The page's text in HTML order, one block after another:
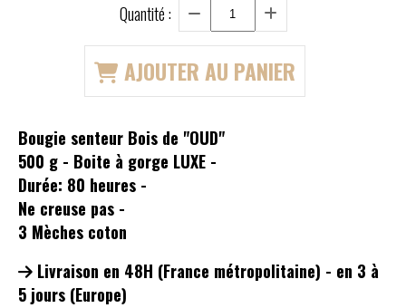
Quantité :
AJOUTER AU PANIER
Bougie senteur Bois de "OUD"
500 g - Boite à gorge LUXE -
Durée: 80 heures -
Ne creuse pas -
3 Mèches coton
Livraison en 48H (France métropolitaine) - en 3 à
5 jours (Europe)